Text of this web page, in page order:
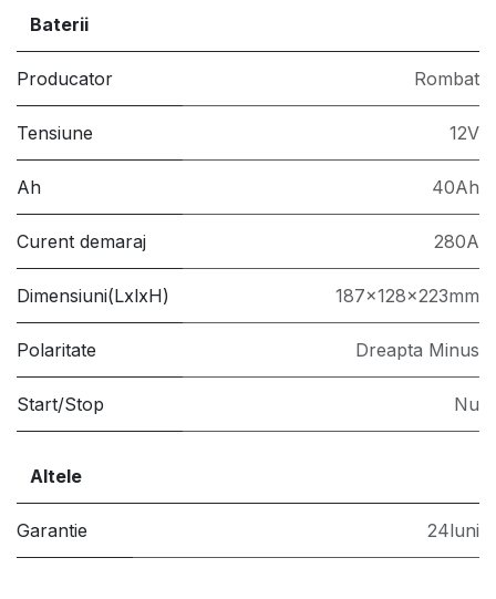
Baterii
Producator Rombat
Tensiune 12V
Ah 40Ah
Curent demaraj 280A
Dimensiuni(LxlxH) 187x128x223mm
Polaritate Dreapta Minus
Start/Stop Nu
Altele
Garantie 24luni